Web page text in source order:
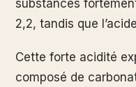
substances
2,2, tandis que
Cette forte acidité
composé de